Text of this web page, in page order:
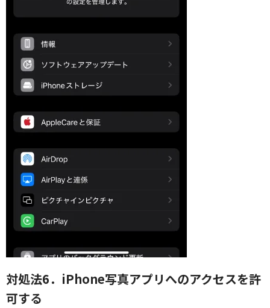
対処法6．iPhone写真アプリへのアクセスを許
可する